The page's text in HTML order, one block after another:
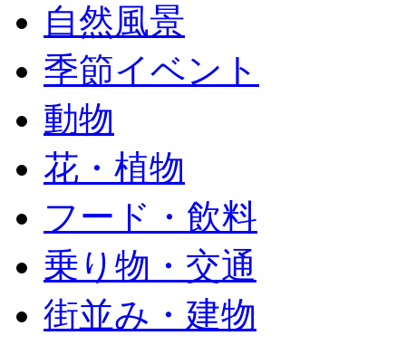
自然風景
季節イベント
動物
花・植物
フード・飲料
乗り物・交通
街並み・建物